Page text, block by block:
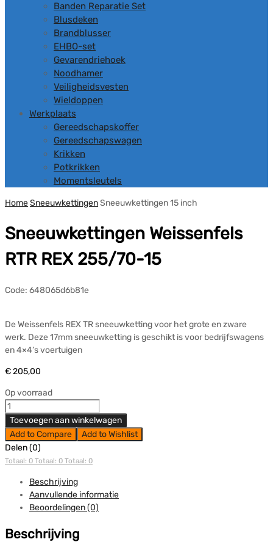
Banden Reparatie Set
Blusdeken
Brandblusser
EHBO-set
Gevarendriehoek
Noodhamer
Veiligheidsvesten
Wieldoppen
Werkplaats
Gereedschapskoffer
Gereedschapswagen
Krikken
Potkrikken
Momentsleutels
HomeSneeuwkettingenSneeuwkettingen 15 inch
Sneeuwkettingen Weissenfels
RTR REX 255/70-15
Code: 648065d6b81e
De Weissenfels REX TR sneeuwketting voor het grote en zware
werk. Deze 17mm sneeuwketting is geschikt is voor bedrijfswagens
en 4×4’s voertuigen
€205,00
Op voorraad
Sneeuwkettingen
Weissenfels
RTR
REX
255/70-
aantal
Toevoegen aan winkelwagen
Add to Compare
Add to Wishlist
Delen (0)
Totaal: 0 Totaal: 0 Totaal: 0
Beschrijving
Aanvullende informatie
Beoordelingen (0)
Beschrijving